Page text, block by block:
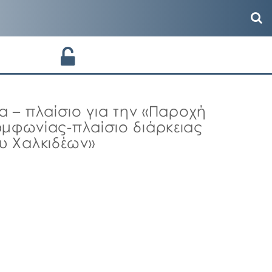
– πλαίσιο για την «Παροχή
πλαίσιο διάρκειας
Χαλκιδέων»